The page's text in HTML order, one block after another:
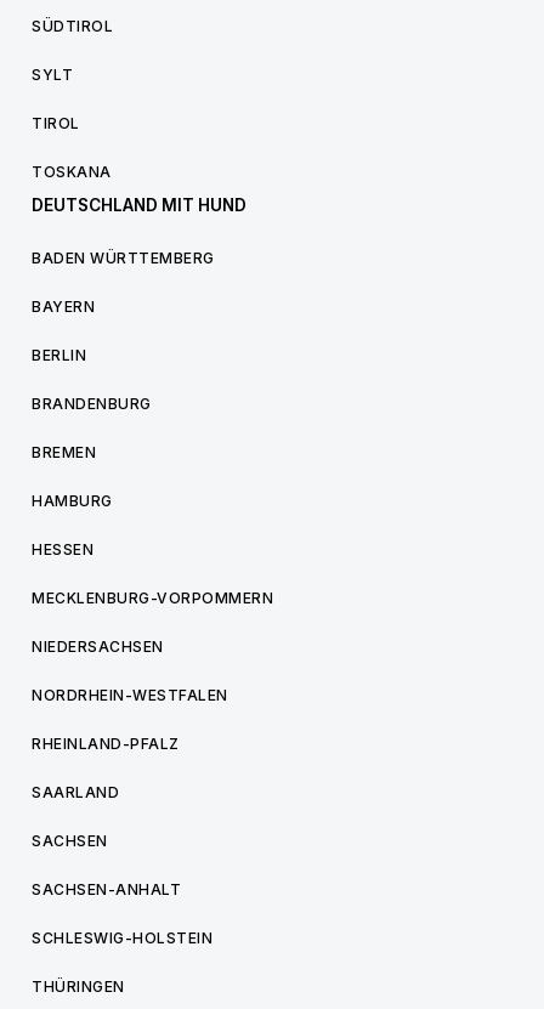
SÜDTIROL
SYLT
TIROL
TOSKANA
DEUTSCHLAND MIT HUND
BADEN WÜRTTEMBERG
BAYERN
BERLIN
BRANDENBURG
BREMEN
HAMBURG
HESSEN
MECKLENBURG-VORPOMMERN
NIEDERSACHSEN
NORDRHEIN-WESTFALEN
RHEINLAND-PFALZ
SAARLAND
SACHSEN
SACHSEN-ANHALT
SCHLESWIG-HOLSTEIN
THÜRINGEN